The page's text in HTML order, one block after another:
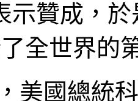
示贊成，
全世界的
國總統科